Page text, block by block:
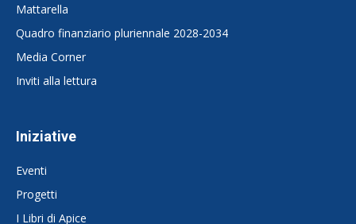
Mattarella
Quadro finanziario pluriennale 2028-2034
Media Corner
Inviti alla lettura
Iniziative
Eventi
Progetti
I Libri di Apice